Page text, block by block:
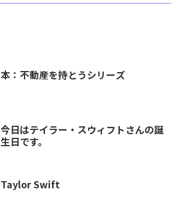
本：不動産を持とうシリーズ
今日はテイラー・スウィフトさんの誕
生日です。
Taylor Swift